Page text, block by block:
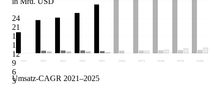
24
21
18
15
12
9
6
3
2021 2022 2023 2024 2025 2026 e 2027 e 2028 e 2029 e 2030e
Umsatz-CAGR 2021–2025